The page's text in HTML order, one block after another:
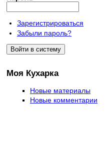
Зарегистрироваться
Забыли пароль?
Моя Кухарка
Новые материалы
Новые комментарии